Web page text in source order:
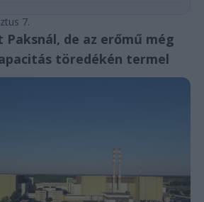
7.
Paksnál, de az erőmű még
töredékén termel